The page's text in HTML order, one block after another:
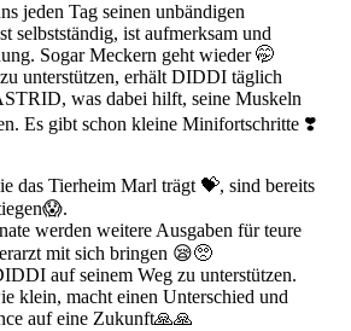
jeden Tag seinen unbändigen
selbstständig, ist aufmerksam und
Sogar Meckern geht wieder 🤭
unterstützen, erhält DIDDI täglich
was dabei hilft, seine Muskeln
Es gibt schon kleine Minifortschritte ❣️
das Tierheim Marl trägt 💝, sind bereits
werden weitere Ausgaben für teure
mit sich bringen 😪🥺
auf seinem Weg zu unterstützen.
klein, macht einen Unterschied und
auf eine Zukunft🙏🙏